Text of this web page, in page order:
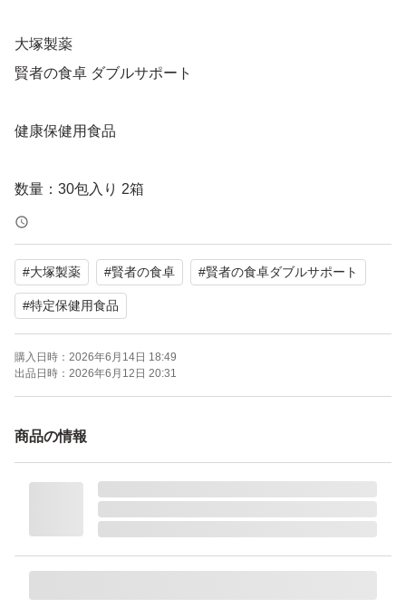
大塚製薬
賢者の食卓 ダブルサポート
健康保健用食品
数量：30包入り 2箱
賞味期限：2028年8月
商品の箱は、同梱なしとさせて頂きます。
箱から取り出して、60包を袋に詰め替えます。
ポスト投函は、当日もしくは翌日にローソン店舗内にて行
#大塚製薬 #賢者の食卓 #賢者の食卓ダブルサポート
#特定保健用食品
購入日時： 2026年6月14日 18:49
出品日時： 2026年6月12日 20:31
商品の情報